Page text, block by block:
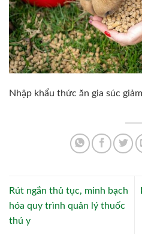
Nhập khẩu thức ăn gia súc
Rút ngắn thủ tục, minh bạch
hóa quy trình quản lý thuốc
thú y